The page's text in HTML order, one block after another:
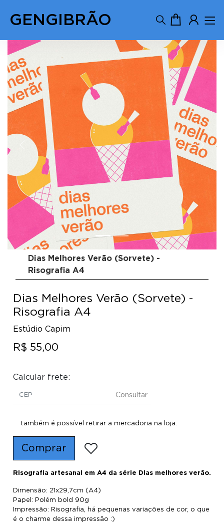
GENGIBRÃO
Previous Next
Dias Melhores Verão (Sorvete) -
Risografia A4
Dias Melhores Verão (Sorvete) -
Risografia A4
Estúdio Capim
R$ 55,00
Calcular frete:
Consultar
também é possível retirar a mercadoria na loja.
Comprar
Risografia artesanal em A4 da série Dias melhores verão.
Dimensão: 21x29,7cm (A4)
Papel: Polém bold 90g
Impressão: Risografia, há pequenas variações de cor, o que
é o charme dessa impressão :)